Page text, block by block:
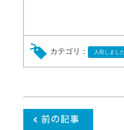
カテゴリ： 入荷しました